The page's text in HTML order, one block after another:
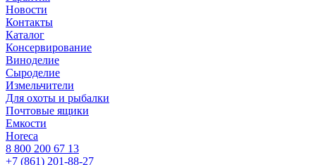
Новости
Контакты
Каталог
Консервирование
Виноделие
Сыроделие
Измельчители
Для охоты и рыбалки
Почтовые ящики
Емкости
Horeca
8 800 200 67 13
+7 (861) 201-88-27